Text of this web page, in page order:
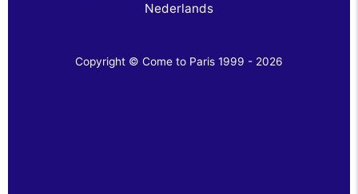
Nederlands
Copyright © Come to Paris 1999 - 2026